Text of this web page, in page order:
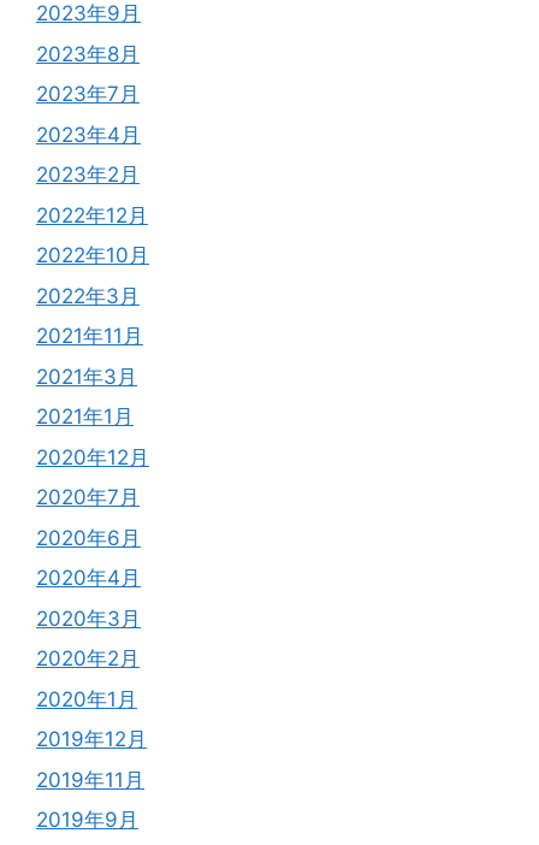
2023年9月
2023年8月
2023年7月
2023年4月
2023年2月
2022年12月
2022年10月
2022年3月
2021年11月
2021年3月
2021年1月
2020年12月
2020年7月
2020年6月
2020年4月
2020年3月
2020年2月
2020年1月
2019年12月
2019年11月
2019年9月